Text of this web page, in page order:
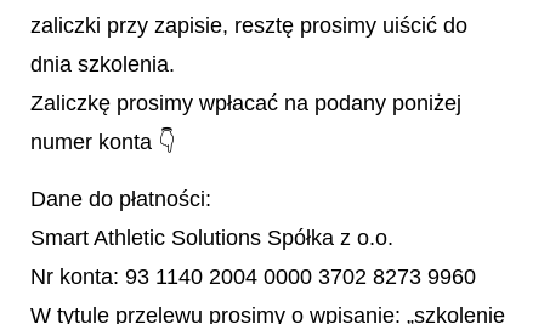
zaliczki przy zapisie, resztę prosimy uiścić do
dnia szkolenia.
Zaliczkę prosimy wpłacać na podany poniżej
numer konta 👇
Dane do płatności:
Smart Athletic Solutions Spółka z o.o.
Nr konta: 93 1140 2004 0000 3702 8273 9960
W tytule przelewu prosimy o wpisanie: „szkolenie